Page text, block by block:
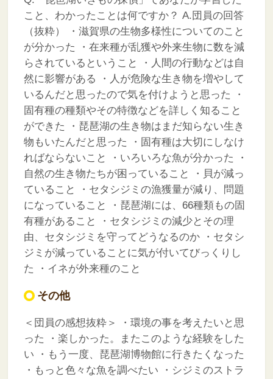
こと、わかったことは何ですか？ A.団員の回答
（抜粋）
・滋賀県の生物多様性についてのこと
が分かった ・在来種が乱獲や外来生物に数を減
らされているということ
・人間の行動などは自
然に影響がある ・人が危険な生き物を増やして
いるんだと思ったので気を付けようと思った ・
固有種の種類やその特徴などを詳しく知ること
ができた ・琵琶湖の生き物はまだ知らない生き
物もいたんだと思った ・固有種は大切にしなけ
ればならないこと
・いろいろな魚が分かった ・
自然の生き物たちが困っていること
・貝が減っ
ていること
・セタシジミの漁獲量が減り、問題
になっていること
・琵琶湖には、66種類もの固
有種があること
・セタシジミの減少とその理
由、セタシジミを守ってどうなるのか・セタシ
ジミが減っていることに気が付いてびっくりし
た ・イネが外来種のこと
その他
＜団員の感想抜粋＞
・環境の事を考えたいと思
った ・楽しかった。またこのような経験をした
い ・もう一度、琵琶湖博物館に行きたくなった
・もっと色々な魚を調べたい ・シジミのストラ